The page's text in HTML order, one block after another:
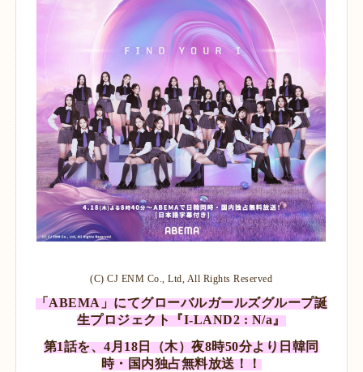
(C) CJ ENM Co., Ltd, All Rights Reserved
「ABEMA」にてグローバルガールズグループ誕
生プロジェクト『I-LAND2 : N/a』
第1話を、4月18日（木）夜8時50分より日韓同
時・国内独占無料放送！！